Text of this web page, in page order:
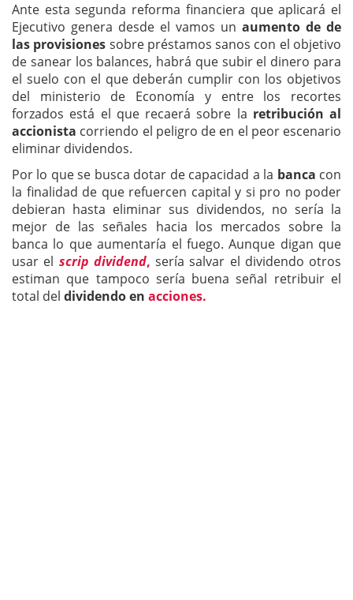
Ante esta segunda reforma financiera que aplicará el
Ejecutivo genera desde el vamos un aumento de de
las provisiones sobre préstamos sanos con el objetivo
de sanear los balances, habrá que subir el dinero para
el suelo con el que deberán cumplir con los objetivos
del ministerio de Economía y entre los recortes
forzados está el que recaerá sobre la retribución al
accionista corriendo el peligro de en el peor escenario
eliminar dividendos.
Por lo que se busca dotar de capacidad a la banca con
la finalidad de que refuercen capital y si pro no poder
debieran hasta eliminar sus dividendos, no sería la
mejor de las señales hacia los mercados sobre la
banca lo que aumentaría el fuego. Aunque digan que
usar el scrip dividend, sería salvar el dividendo otros
estiman que tampoco sería buena señal retribuir el
total del dividendo en acciones.